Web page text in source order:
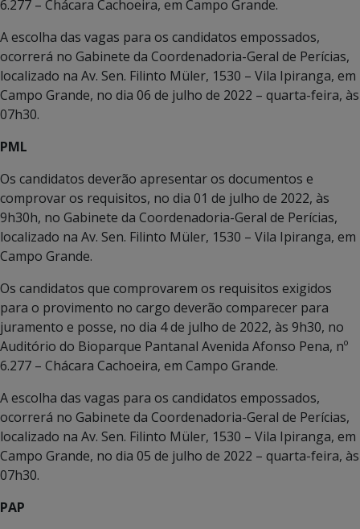
6.277 – Chácara Cachoeira, em Campo Grande.
A escolha das vagas para os candidatos empossados,
ocorrerá no Gabinete da Coordenadoria-Geral de Perícias,
localizado na Av. Sen. Filinto Müler, 1530 – Vila Ipiranga, em
Campo Grande, no dia 06 de julho de 2022 – quarta-feira, às
07h30.
PML
Os candidatos deverão apresentar os documentos e
comprovar os requisitos, no dia 01 de julho de 2022, às
9h30h, no Gabinete da Coordenadoria-Geral de Perícias,
localizado na Av. Sen. Filinto Müler, 1530 – Vila Ipiranga, em
Campo Grande.
Os candidatos que comprovarem os requisitos exigidos
para o provimento no cargo deverão comparecer para
juramento e posse, no dia 4 de julho de 2022, às 9h30, no
Auditório do Bioparque Pantanal Avenida Afonso Pena, nº
6.277 – Chácara Cachoeira, em Campo Grande.
A escolha das vagas para os candidatos empossados,
ocorrerá no Gabinete da Coordenadoria-Geral de Perícias,
localizado na Av. Sen. Filinto Müler, 1530 – Vila Ipiranga, em
Campo Grande, no dia 05 de julho de 2022 – quarta-feira, às
07h30.
PAP